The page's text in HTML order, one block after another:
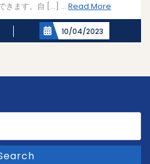
きます。自 […] ... Read More
More
10/04/2023